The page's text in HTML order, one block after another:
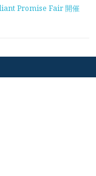
Promise Fair 開催